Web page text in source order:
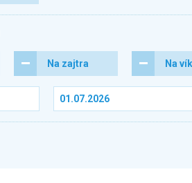
Na zajtra Na